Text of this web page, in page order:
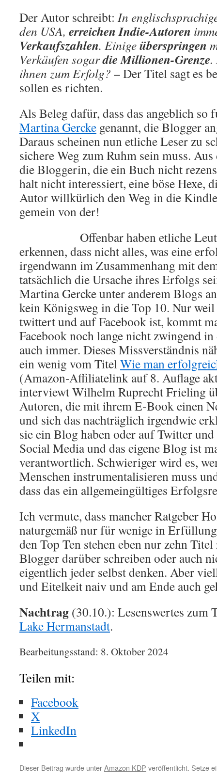
Der Autor schreibt: In
den USA, erreichen Indie-Autoren
Verkaufszahlen. Einigeüberspringen
Verkäufen sogardie Millionen-Grenze.
ihnen zum Erfolg? – Der Titel sagt es
sollen es richten.
Als Beleg dafür, dass das angeblich
Martina Gercke genannt, die Blogger
Daraus scheinen nun etliche Leser zu
sichere Weg zum Ruhm sein muss.
die Bloggerin, die ein Buch nicht
halt nicht interessiert, eine böse Hexe,
Autor willkürlich den Weg in die
gemein von der!
Offenbar haben etliche
erkennen, dass nicht alles, was eine
irgendwann im Zusammenhang mit
tatsächlich die Ursache ihres Erfolgs
Martina Gercke unter anderem Blogs
kein Königsweg in die Top 10. Nur
twittert und auf Facebook ist, kommt
Facebook noch lange nicht zwingend
auch immer. Dieses Missverständnis
ein wenig vom TitelWie man
(Amazon-Affiliatelink auf 8. Auflage
interviewt Wilhelm Ruprecht Frieling
Autoren, die mit ihrem E-Book einen
und sich das nachträglich irgendwie
sie ein Blog haben oder auf Twitter
Social Media und das eigene Blog ist
verantwortlich. Schwieriger wird es,
Menschen instrumentalisieren muss
dass das ein allgemeingültiges
Ich vermute, dass mancher Ratgeber
naturgemäß nur für wenige in
den Top Ten stehen eben nur zehn
Blogger darüber schreiben oder auch
eigentlich jeder selbst denken. Aber
und Eitelkeit naiv und am Ende auch
Nachtrag (30.10.): Lesenswertes zum
Lake Hermanstadt.
Bearbeitungsstand: 8. Oktober 2024
Teilen mit:
Facebook
X
LinkedIn
Dieser Beitrag wurde unterAmazon KDP veröffentlicht. Setze